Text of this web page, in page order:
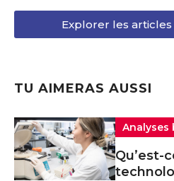
Explorer les
TU AIMERAS AUSSI
Analyses
Qu’est-